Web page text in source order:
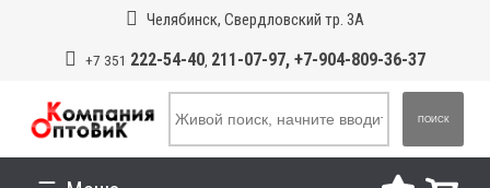
Челябинск, Свердловский тр. 3А
+7 351 222-54-40, 211-07-97, +7-904-809-36-37
ПОИСК